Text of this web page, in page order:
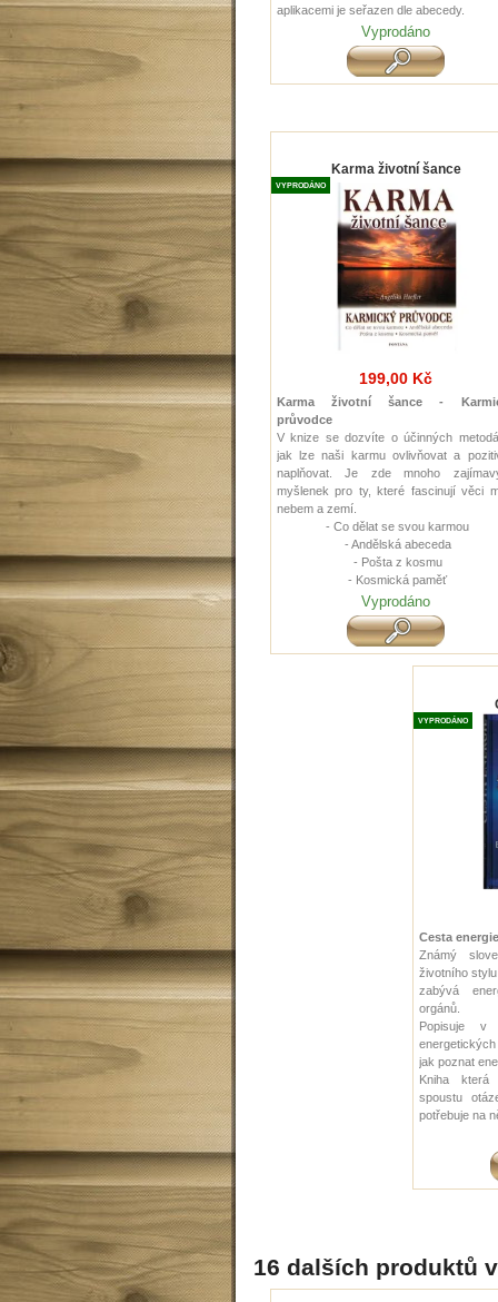
aplikacemi je seřazen dle abecedy.
Vyprodáno
Karma životní šance
VYPRODÁNO
199,00 Kč
Karma životní šance -
průvodce
V knize se dozvíte o účinných
jak lze naši karmu ovlivňovat a
naplňovat. Je zde mnoho
myšlenek pro ty, které fascinují věci
nebem a zemí.
- Co dělat se svou karmou
- Andělská abeceda
- Pošta z kosmu
- Kosmická paměť
Vyprodáno
VYPRODÁNO
Cesta
Známý
životního
zabývá
orgánů.
Popisuje
jak poznat
Kniha
spoustu
potřebuje na
16 dalších produktů